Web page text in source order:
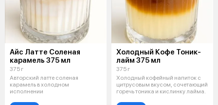
Айс Латте Соленая
карамель 375 мл
375 г
Авторский латте соленая
карамель в холодном
исполнении
Холодный Кофе Тоник-
лайм 375 мл
375 г
Холодный кофейный напиток с
цитрусовым вкусом, сочетающий
горечь тоника и кислинку лайма.